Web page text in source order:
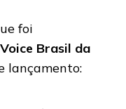
foi
Brasil da
lançamento: